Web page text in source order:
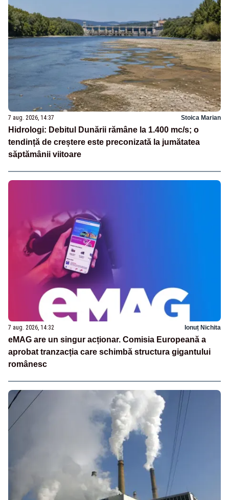
7 aug. 2026, 14:37 Stoica Marian
Hidrologi: Debitul Dunării rămâne la 1.400 mc/s; o
tendință de creștere este preconizată la jumătatea
săptămânii viitoare
7 aug. 2026, 14:32 Ionuț Nichita
eMAG are un singur acționar. Comisia Europeană a
aprobat tranzacția care schimbă structura gigantului
românesc